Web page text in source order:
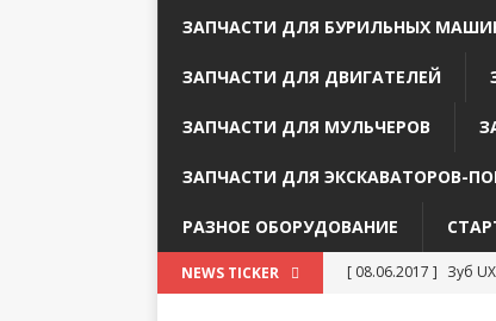
ЗАПЧАСТИ ДЛЯ БУРИЛЬНЫХ
ЗАПЧАСТИ ДЛЯ ДВИГАТЕЛЕЙ
ЗАПЧАСТИ ДЛЯ МУЛЬЧЕРОВ
ЗАПЧАСТИ ДЛЯ ЭКСКАВАТОРОВ-
РАЗНОЕ ОБОРУДОВАНИЕ
NEWS TICKER [ 08.06.2017 ] Зуб